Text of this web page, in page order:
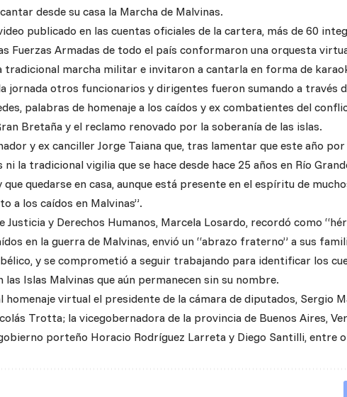
desde su casa la Marcha de Malvinas.
publicado en las cuentas oficiales de la cartera, más de 60
Fuerzas Armadas de todo el país conformaron una orquesta
tradicional marcha militar e invitaron a cantarla en forma de
jornada otros funcionarios y dirigentes fueron sumando a través
palabras de homenaje a los caídos y ex combatientes del
Bretaña y el reclamo renovado por la soberanía de las islas.
y ex canciller Jorge Taiana que, tras lamentar que este año
ni la tradicional vigilia que se hace desde hace 25 años en Río
que quedarse en casa, aunque está presente en el espíritu de
a los caídos en Malvinas”.
Justicia y Derechos Humanos, Marcela Losardo, recordó como
en la guerra de Malvinas, envió un “abrazo fraterno” a sus
y se comprometió a seguir trabajando para identificar los
las Islas Malvinas que aún permanecen sin su nombre.
homenaje virtual el presidente de la cámara de diputados, Sergio
Trotta; la vicegobernadora de la provincia de Buenos Aires,
porteño Horacio Rodríguez Larreta y Diego Santilli, entre